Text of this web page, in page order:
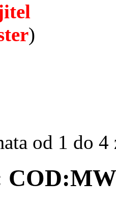
)
od 1 do 4
COD:MW